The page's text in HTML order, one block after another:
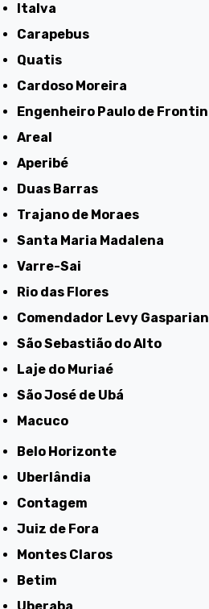
Italva
Carapebus
Quatis
Cardoso Moreira
Engenheiro Paulo de Frontin
Areal
Aperibé
Duas Barras
Trajano de Moraes
Santa Maria Madalena
Varre-Sai
Rio das Flores
Comendador Levy Gasparian
São Sebastião do Alto
Laje do Muriaé
São José de Ubá
Macuco
Belo Horizonte
Uberlândia
Contagem
Juiz de Fora
Montes Claros
Betim